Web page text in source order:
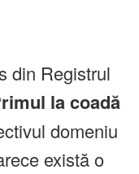
din Registrul
la coadă
domeniu
există o